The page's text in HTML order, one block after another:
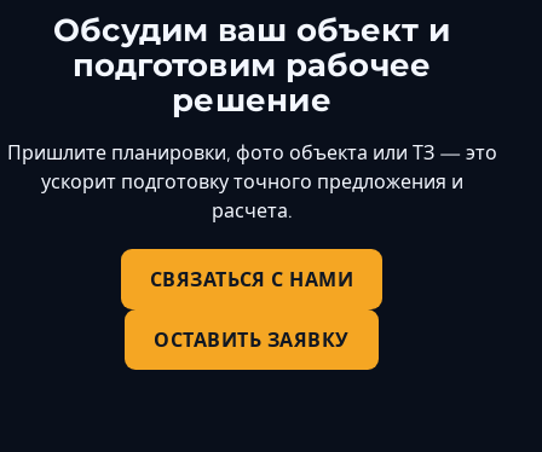
Обсудим ваш объект и
подготовим рабочее
решение
Пришлите планировки, фото объекта или ТЗ — это
ускорит подготовку точного предложения и
расчета.
СВЯЗАТЬСЯ С НАМИ
ОСТАВИТЬ ЗАЯВКУ